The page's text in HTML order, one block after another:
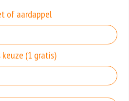
of aardappel
keuze (1 gratis)